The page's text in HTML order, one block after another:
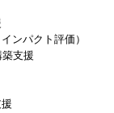
ンパクト評価）
支援